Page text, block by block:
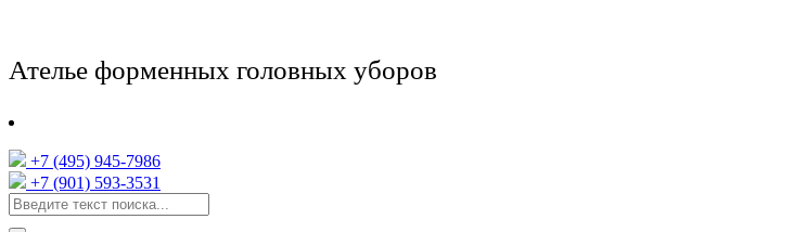
Ателье форменных головных уборов
+7 (495) 945-7986
+7 (901) 593-3531